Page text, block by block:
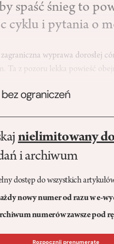
spaść śnieg to
cyklu i pytania o
wyprawa dorosłej
Ta z pozoru lekka powieść
ograniczeń
nielimitowany
i archiwum
dostęp do wszystkich
nowy numer od razu w e-
numerów zawsze pod
Rozpocznij prenumeratę